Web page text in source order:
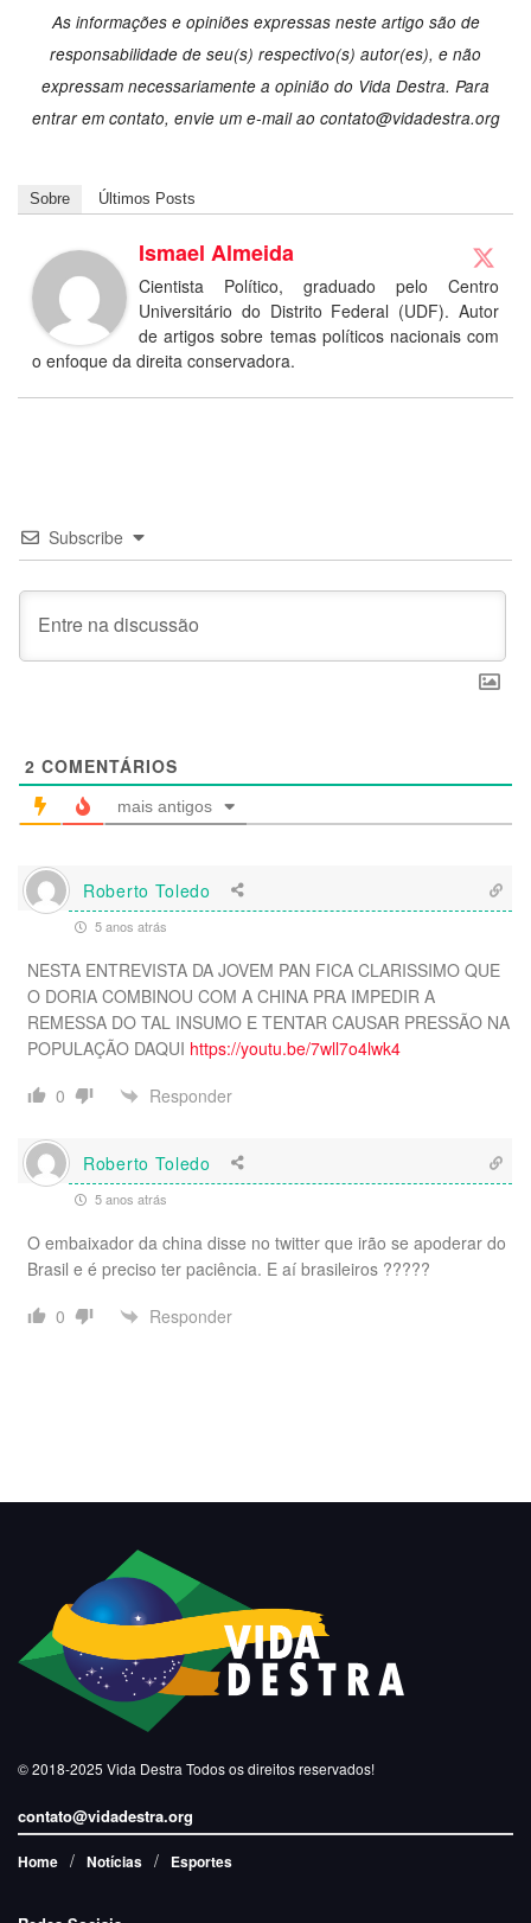
As informações e opiniões expressas neste artigo são de
responsabilidade de seu(s) respectivo(s) autor(es), e não
expressam necessariamente a opinião do Vida Destra. Para
entrar em contato, envie um e-mail ao contato@vidadestra.org
Sobre Últimos Posts
Ismael Almeida
Cientista Político, graduado pelo Centro
Universitário do Distrito Federal (UDF). Autor
de artigos sobre temas políticos nacionais com
o enfoque da direita conservadora.
Subscribe
2 COMENTÁRIOS
mais antigos
Roberto Toledo
5 anos atrás
NESTA ENTREVISTA DA JOVEM PAN FICA CLARISSIMO QUE
O DORIA COMBINOU COM A CHINA PRA IMPEDIR A
REMESSA DO TAL INSUMO E TENTAR CAUSAR PRESSÃO NA
POPULAÇÃO DAQUI https://youtu.be/7wll7o4lwk4
0
Responder
Roberto Toledo
5 anos atrás
O embaixador da china disse no twitter que irão se apoderar do
Brasil e é preciso ter paciência. E aí brasileiros ?????
0
Responder
© 2018-2025 Vida Destra Todos os direitos reservados!
contato@vidadestra.org
Home Notícias Esportes